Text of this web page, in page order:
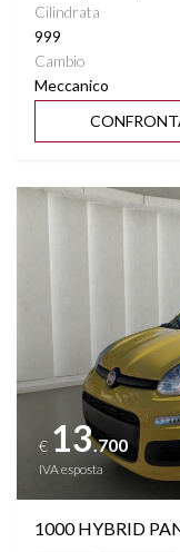
Cilindrata
999
Cambio
Meccanico
Vedi dettagli
€ 13.700
IVA esposta
1000 HYBRID